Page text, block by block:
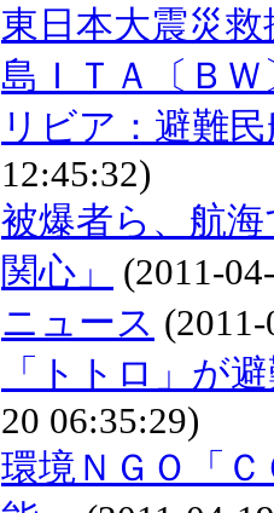
東日本大震災
島ＩＴＡ〔ＢＷ
リビア：避難
12:45:32)
被爆者ら、航
関心」
(2011-
ニュース
「トトロ」が
20 06:35:29)
環境ＮＧＯ「